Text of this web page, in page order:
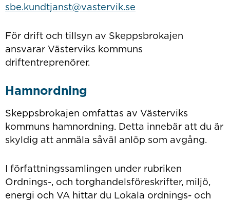
sbe.kundtjanst@vastervik.se
För drift och tillsyn av Skeppsbrokajen
ansvarar Västerviks kommuns
driftentreprenörer.
Hamnordning
Skeppsbrokajen omfattas av Västerviks
kommuns hamnordning. Detta innebär att du är
skyldig att anmäla såväl anlöp som avgång.
I författningssamlingen under rubriken
Ordnings-, och torghandelsföreskrifter, miljö,
energi och VA hittar du Lokala ordnings- och